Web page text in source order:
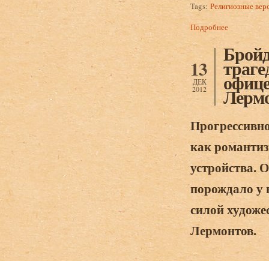
Tags: Религиозные
Подробнее о Бройдо
13
ДЕК
2012
как
устройства.
порождало у
силой
Лермонтов.